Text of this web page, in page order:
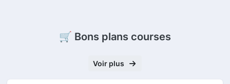
🛒 Bons plans courses
Voir plus